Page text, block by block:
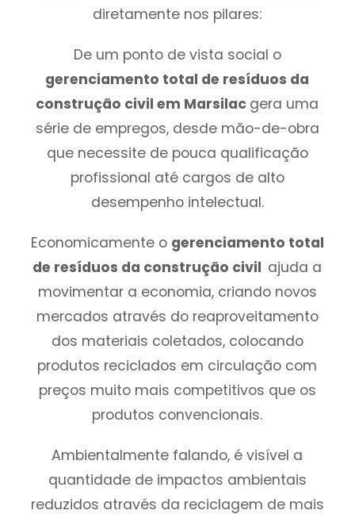
diretamente nos pilares:
De um ponto de vista social o
gerenciamento total de resíduos da
construção civil em Marsilac gera uma
série de empregos, desde mão-de-obra
que necessite de pouca qualificação
profissional até cargos de alto
desempenho intelectual.
Economicamente o gerenciamento total
de resíduos da construção civil ajuda a
movimentar a economia, criando novos
mercados através do reaproveitamento
dos materiais coletados, colocando
produtos reciclados em circulação com
preços muito mais competitivos que os
produtos convencionais.
Ambientalmente falando, é visível a
quantidade de impactos ambientais
reduzidos através da reciclagem de mais